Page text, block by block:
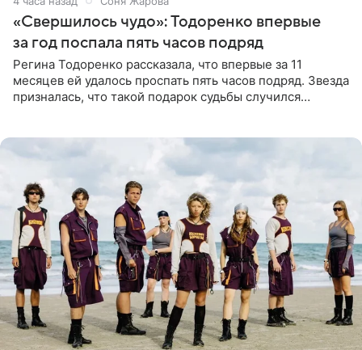
«Свершилось чудо»: Тодоренко впервые
за год поспала пять часов подряд
Регина Тодоренко рассказала, что впервые за 11
месяцев ей удалось проспать пять часов подряд. Звезда
призналась, что такой подарок судьбы случился